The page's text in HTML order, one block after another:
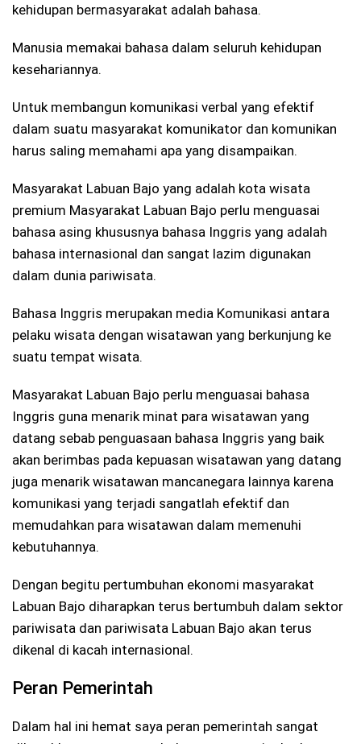
kehidupan bermasyarakat adalah bahasa.
Manusia memakai bahasa dalam seluruh kehidupan
kesehariannya.
Untuk membangun komunikasi verbal yang efektif
dalam suatu masyarakat komunikator dan komunikan
harus saling memahami apa yang disampaikan.
Masyarakat Labuan Bajo yang adalah kota wisata
premium Masyarakat Labuan Bajo perlu menguasai
bahasa asing khususnya bahasa Inggris yang adalah
bahasa internasional dan sangat lazim digunakan
dalam dunia pariwisata.
Bahasa Inggris merupakan media Komunikasi antara
pelaku wisata dengan wisatawan yang berkunjung ke
suatu tempat wisata.
Masyarakat Labuan Bajo perlu menguasai bahasa
Inggris guna menarik minat para wisatawan yang
datang sebab penguasaan bahasa Inggris yang baik
akan berimbas pada kepuasan wisatawan yang datang
juga menarik wisatawan mancanegara lainnya karena
komunikasi yang terjadi sangatlah efektif dan
memudahkan para wisatawan dalam memenuhi
kebutuhannya.
Dengan begitu pertumbuhan ekonomi masyarakat
Labuan Bajo diharapkan terus bertumbuh dalam sektor
pariwisata dan pariwisata Labuan Bajo akan terus
dikenal di kacah internasional.
Peran Pemerintah
Dalam hal ini hemat saya peran pemerintah sangat